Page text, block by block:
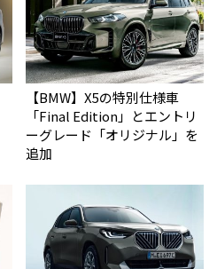
【BMW】X5の特別仕様車
「Final Edition」とエントリ
ーグレード「オリジナル」を
追加